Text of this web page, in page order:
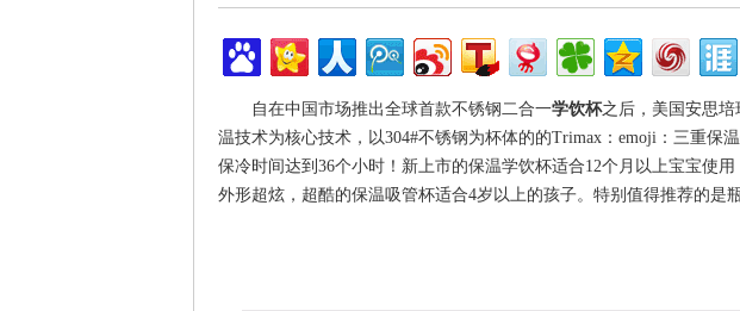
自在中国市场推出全球首款不锈钢二合一学饮杯之后，美国安思
温技术为核心技术，以304#不锈钢为杯体的的Trimax：emoji：三重保
保冷时间达到36个小时！新上市的保温学饮杯适合12个月以上宝宝使
外形超炫，超酷的保温吸管杯适合4岁以上的孩子。特别值得推荐的是